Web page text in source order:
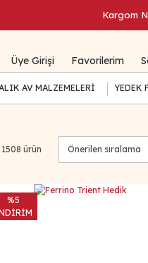
Kargom
Üye Girişi Favorilerim
AV MALZEMELERİ YEDEK
ürün
%5